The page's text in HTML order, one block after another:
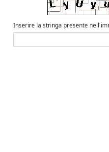
Inserire la stringa presente